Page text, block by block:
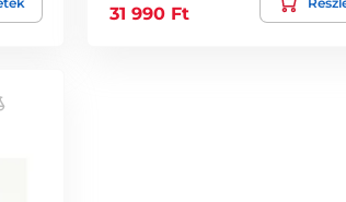
31 990 Ft